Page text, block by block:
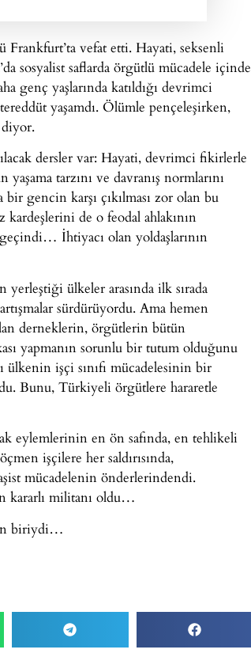
vefat etti. Hayati, seksenli
sosyalist saflarda örgütlü mücadele içinde
genç yaşlarında katıldığı devrimci
yaşamdı. Ölümle pençeleşirken,
dersler var: Hayati, devrimci fikirlerle
tarzını ve davranış normlarını
bir gencin karşı çıkılması zor olan bu
kardeşlerini de o feodal ahlakının
İhtiyacı olan yoldaşlarının
ülkeler arasında ilk sırada
sürdürüyordu. Ama hemen
derneklerin, örgütlerin bütün
yapmanın sorunlu bir tutum olduğunu
ülkenin işçi sınıfı mücadelesinin bir
Bunu, Türkiyeli örgütlere hararetle
eylemlerinin en ön safında, en tehlikeli
işçilere her saldırısında,
mücadelenin önderlerindendi.
kararlı militanı oldu…
biriydi…